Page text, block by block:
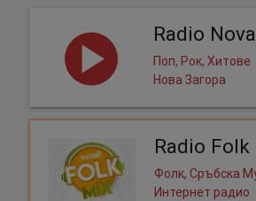
Radio Nova
Поп, Рок, Хитове
Нова Загора
Radio
Фолк, Сръбска
Интернет радио